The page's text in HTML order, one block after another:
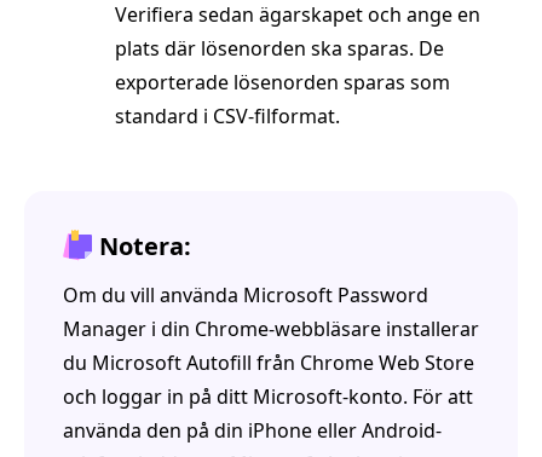
Verifiera sedan ägarskapet och ange en
plats där lösenorden ska sparas. De
exporterade lösenorden sparas som
standard i CSV-filformat.
Notera:
Om du vill använda Microsoft Password
Manager i din Chrome-webbläsare installerar
du Microsoft Autofill från Chrome Web Store
och loggar in på ditt Microsoft-konto. För att
använda den på din iPhone eller Android-